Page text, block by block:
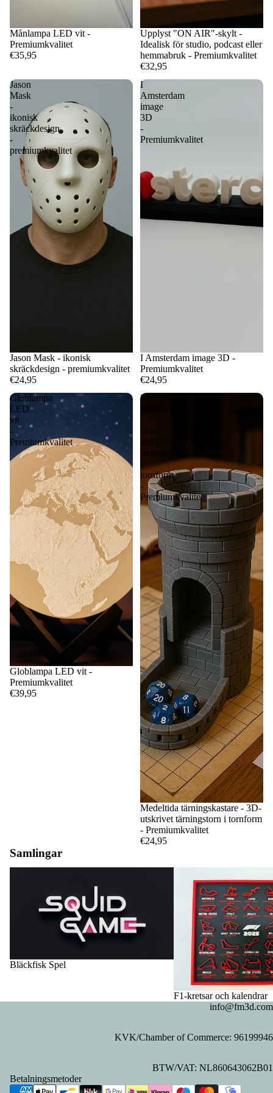
Månlampa LED vit -
Premiumkvalitet
€35,95
Upplyst "ON AIR"-skylt -
Idealisk för studio, podcast eller
hemmabruk - Premiumkvalitet
€32,95
Jason
Mask
-
ikonisk
skräckdesign
-
premiumkvalitet
Jason Mask - ikonisk
skräckdesign - premiumkvalitet
€24,95
I
Amsterdam
image
3D
-
Premiumkvalitet
I Amsterdam image 3D -
Premiumkvalitet
€24,95
Globlampa
LED
vit
-
Premiumkvalitet
Globlampa LED vit -
Premiumkvalitet
€39,95
Medeltida
tornform
-
Premiumkvalitet
Medeltida tärningskastare - 3D-
utskrivet tärningstorn i tornform
- Premiumkvalitet
€24,95
Samlingar
Bläckfisk Spel
F1-kretsar och kalendrar
info@fm3d.com
KVK/Chamber of Commerce: 96199946
BTW/VAT: NL860643062B01
Betalningsmetoder
Kontaktinformation